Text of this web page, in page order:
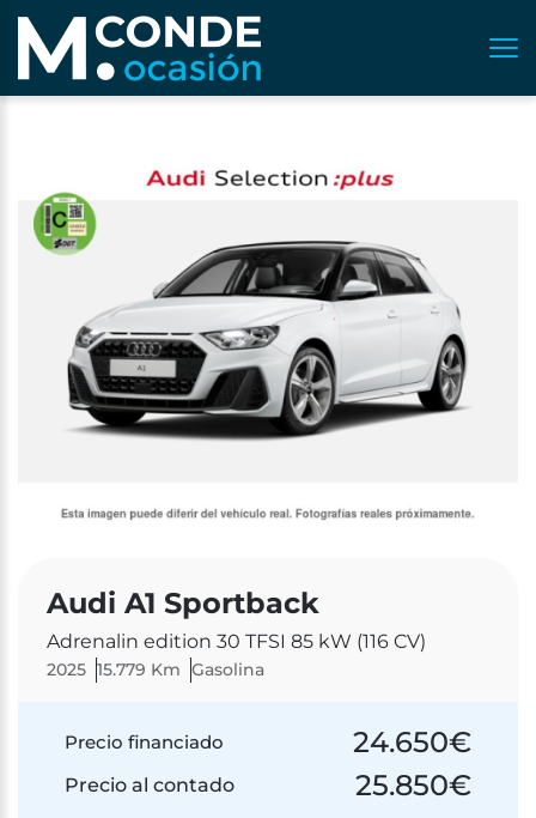
Audi A1 Sportback
Adrenalin edition 30 TFSI 85 kW (116 CV)
2025 15.779 Km Gasolina
Precio financiado 24.650€
Precio al contado 25.850€